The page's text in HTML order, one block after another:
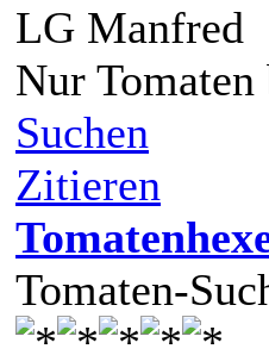
LG Manfred
Nur
Suchen
Zitieren
Tomaten-